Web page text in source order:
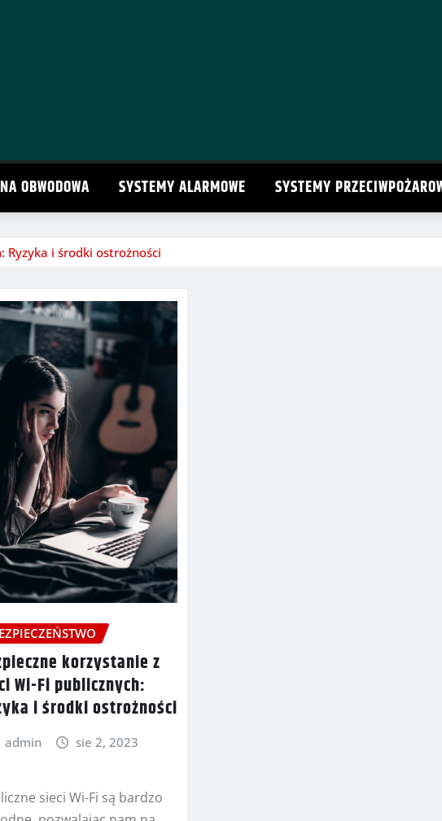
OBWODOWA SYSTEMY ALARMOWE SYSTEMY
Ryzyka i środki ostrożności
korzystanie z
Wi-Fi publicznych:
i środki ostrożności
admin
sie 2, 2023
sieci Wi-Fi są bardzo